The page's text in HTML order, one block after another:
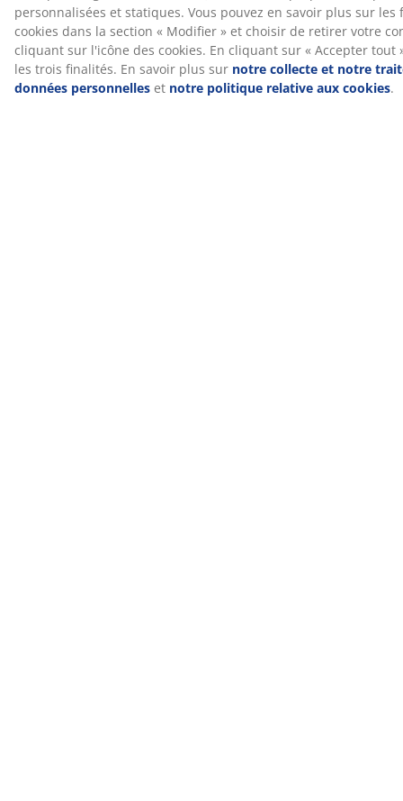
Garantie de 5 ans
Toutes les couettes PLUS bénéficient d'une extension
de garantie de 5 ans, afin de choisir votre couette en
toute confiance.